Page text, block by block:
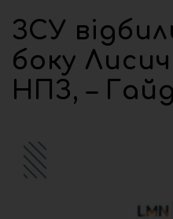
ЗСУ
боку
НПЗ, –